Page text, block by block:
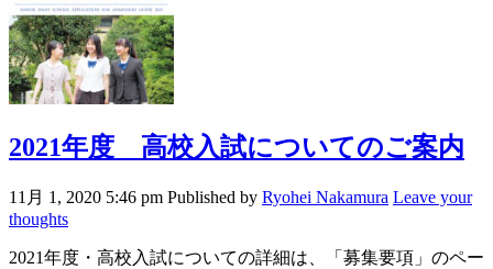
2021年度 高校入試についてのご案内
11月 1, 2020 5:46 pm Published by Ryohei Nakamura Leave your
thoughts
2021年度・高校入試についての詳細は、「募集要項」のペー